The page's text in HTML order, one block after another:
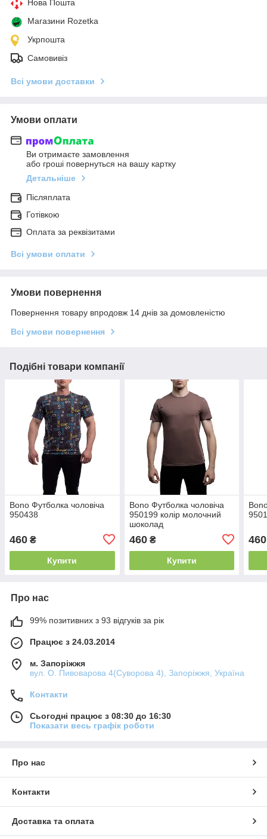
Нова Пошта
Магазини Rozetka
Укрпошта
Самовивіз
Всі умови доставки
Умови оплати
Ви отримаєте замовлення
або гроші повернуться на вашу картку
Детальніше
Післяплата
Готівкою
Оплата за реквізитами
Всі умови оплати
Умови повернення
Повернення товару впродовж 14 днів за домовленістю
Всі умови повернення
Подібні товари компанії
Bono Футболка чоловіча
950438
460 ₴
Купити
Bono Футболка чоловіча
950199 колір молочний
шоколад
460₴
Купити
460
Про нас
99% позитивних з 93 відгуків за рік
Працює з 24.03.2014
м. Запоріжжя
вул. О. Пивоварова 4(Суворова 4), Запоріжжя, Україна
Контакти
Сьогодні працює з 08:30 до 16:30
Показати весь графік роботи
Про нас
Контакти
Доставка та оплата